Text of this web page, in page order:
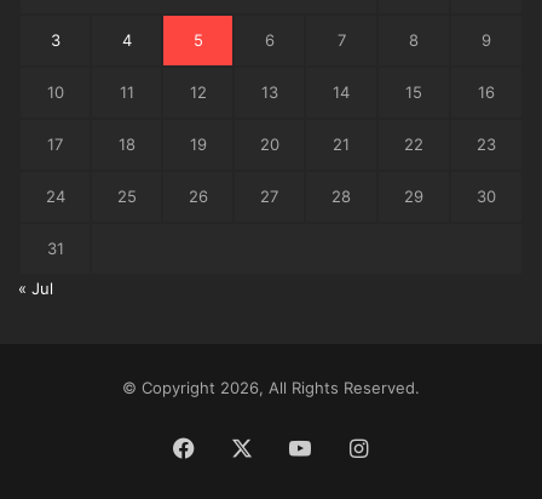
3 4 5 6 7 8 9
10 11 12 13 14 15 16
17 18 19 20 21 22 23
24 25 26 27 28 29 30
31
« Jul
© Copyright 2026, All Rights Reserved.
Facebook YouTubeInstagram